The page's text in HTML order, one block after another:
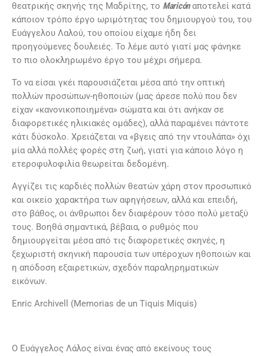
θεατρικής σκηνής της Μαδρίτης, το Maricónαποτελεί κατά
κάποιον τρόπο έργο ωριμότητας του δημιουργού του, του
Ευάγγελου Λαλού, του οποίου είχαμε ήδη δει
προηγούμενες δουλειές. Το λέμε αυτό γιατί μας φάνηκε
το πιο ολοκληρωμένο έργο του μέχρι σήμερα.
Το να είσαι γκέι παρουσιάζεται μέσα από την οπτική
πολλών προσώπων-ηθοποιών (μας άρεσε πολύ που δεν
είχαν «κανονικοποιημένα» σώματα και ότι ανήκαν σε
διαφορετικές ηλικιακές ομάδες), αλλά παραμένει πάντοτε
κάτι δύσκολο. Χρειάζεται να «βγεις από την ντουλάπα» όχι
μία αλλά πολλές φορές στη ζωή, γιατί για κάποιο λόγο η
ετεροφυλοφιλία θεωρείται δεδομένη.
Αγγίζει τις καρδιές πολλών θεατών χάρη στον προσωπικό
και οικείο χαρακτήρα των αφηγήσεων, αλλά και επειδή,
στο βάθος, οι άνθρωποι δεν διαφέρουν τόσο πολύ μεταξύ
τους. Βοηθά σημαντικά, βέβαια, ο ρυθμός που
δημιουργείται μέσα από τις διαφορετικές σκηνές, η
ξεχωριστή σκηνική παρουσία των υπέροχων ηθοποιών και
η απόδοση εξαιρετικών, σχεδόν παραληρηματικών
εικόνων.
Enric Archivell (Memorias de un Tiquis Miquis)
Ο Ευάγγελος Λάλος είναι ένας από εκείνους τους